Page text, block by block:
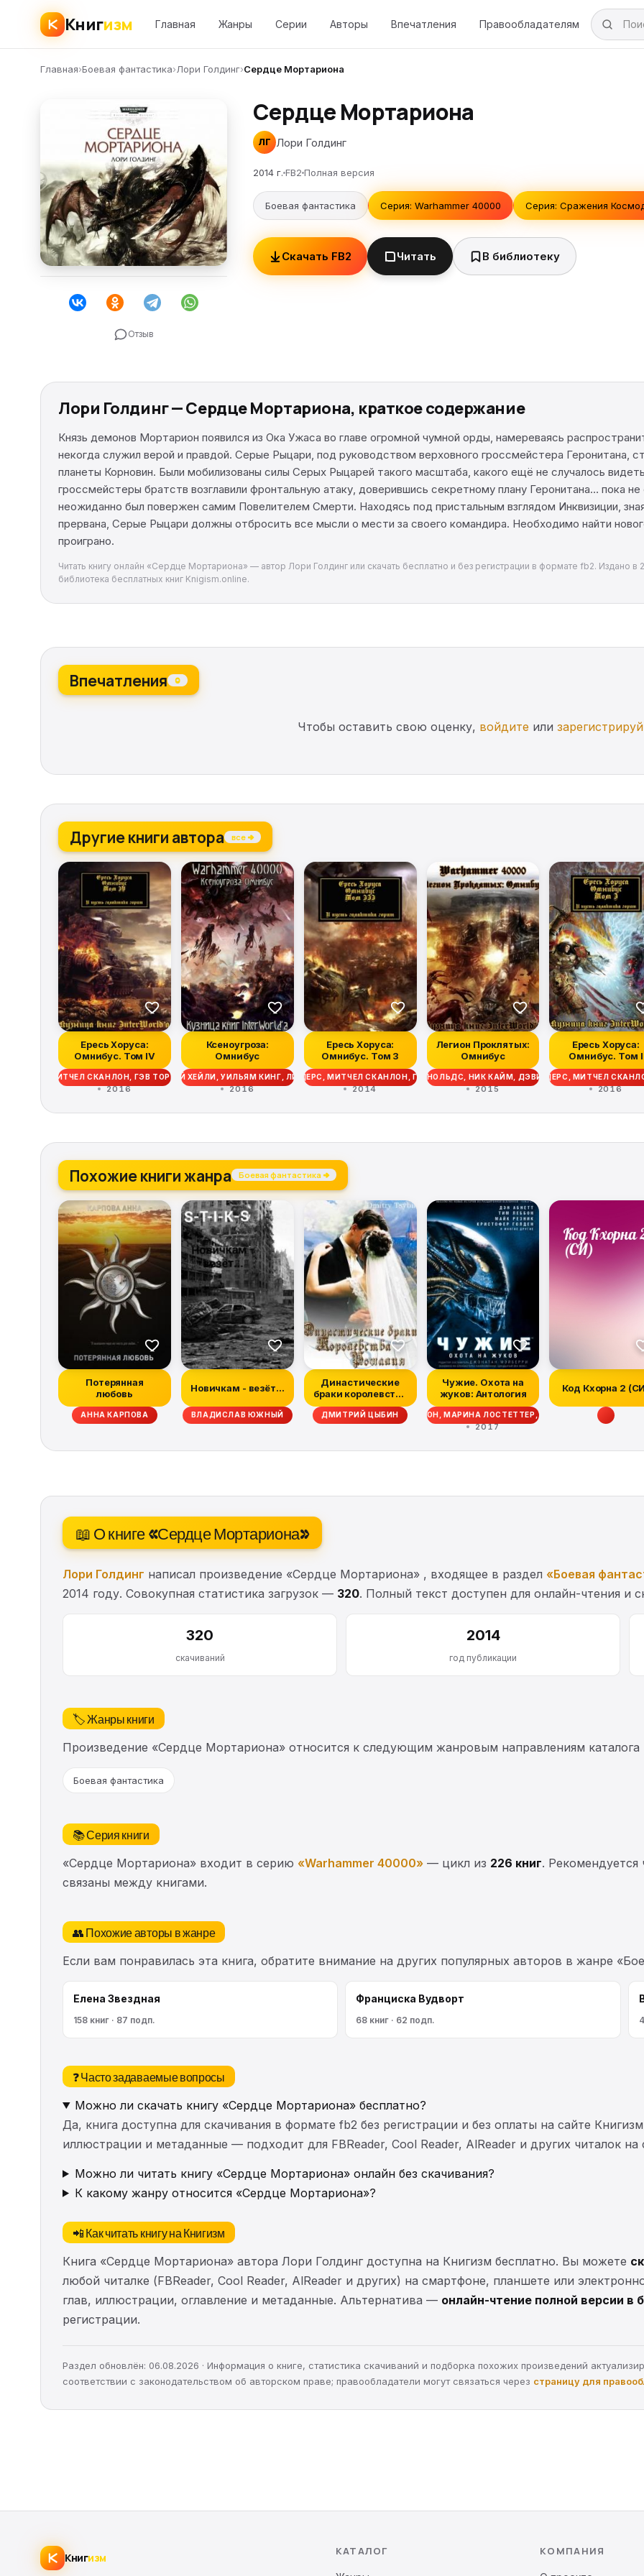
Книгизм Главная Жанры Серии Авторы Впечатления Правообладателям
Главная›Боевая фантастика›Лори Голдинг›Сердце Мортариона
Отзыв
Сердце Мортариона
ЛГ Лори Голдинг
2014 г. FB2 Полная версия
Боевая фантастика Серия: Warhammer 40000 Серия: Сражения
Скачать FB2 Читать В библиотеку
Лори Голдинг — Сердце Мортариона, краткое содержание
Князь демонов Мортарион появился из Ока Ужаса во главе огромной чумной орды, намереваясь
некогда служил верой и правдой. Серые Рыцари, под руководством верховного гроссмейстера Геронитана,
планеты Корновин. Были мобилизованы силы Серых Рыцарей такого масштаба, какого ещё не случалось
гроссмейстеры братств возглавили фронтальную атаку, доверившись секретному плану Геронитана… пока
неожиданно был повержен самим Повелителем Смерти. Находясь под пристальным взглядом Инквизиции,
прервана, Серые Рыцари должны отбросить все мысли о мести за своего командира. Необходимо найти
проиграно.
Читать книгу онлайн «Сердце Мортариона» — автор Лори Голдинг или скачать бесплатно и без регистрации в формате fb2. Издано
библиотека бесплатных книг Knigism.online.
Впечатления 0
Чтобы оставить свою оценку, войдите или
Другие книги автора все →
Ересь Хоруса:
Омнибус. Том IV
МИТЧЕЛ СКАНЛОН, ГЭВ ТОРП, ДЭВИД ЭННЕНДЕЙЛ, МЭТТЬЮ ФАРРЕР, ЭНДИ СМАЙЛИ, ДЖЕЙМС СВАЛЛОУ, ЭНТОНИ РЕЙНОЛЬДС,
2016
Ксеноугроза:
Омнибус
КЭМПБЕЛЛ, ЭНДИ ЧАМБЕРС, ГАЙ ХЕЙЛИ, УИЛЬЯМ КИНГ, ЛИНДСИ ПЕЙТОН, ГРЭМ МАКНИЛЛ, ЛОРИ ГОЛДИНГ, МИТЧЕЛ СКАНЛОН, ЭНДИ
2016
Ересь Хоруса:
Омнибус. Том 3
ФРЕНЧ, НИК КАЙМ, ГАЙ ХЕЙЛИ, МАЙК ЛИ, КРИС РАЙТ, РОБ САНДЕРС, МИТЧЕЛ СКАНЛОН, ГЭВ ТОРП, ДЭВИД ЭННЕНДЕЙЛ, МЭТТЬЮ
2014
Легион Проклятых:
Омнибус
РОБ САНДЕРС, КРИСТИАН ДАНН, ДЖОШ РЕЙНОЛЬДС, НИК КАЙМ, ДЭВИД ЭННЕНДЕЙЛ, ГРЭМ
2015
Ересь Хоруса:
Омнибус. Том I
МАКНИЛЛ, ААРОН ДЕМБСКИ-БОУДЕН, БЕН КАУНТЕР, ДЖОН ФРЕНЧ, НИК КАЙМ, ГАЙ ХЕЙЛИ, МАЙК ЛИ, КРИС РАЙТ, РОБ САНДЕРС, МИТЧЕЛ
2016
ДЭН АБНЕТТ, ГРЭМ МАКНИЛЛ, ААРОН ДЕМБСКИ-БОУДЕН, БЕН КАУНТЕР, ДЖОН ФРЕНЧ, НИК КАЙМ, ГАЙ ХЕЙЛИ, МАЙК ЛИ, КРИС
Похожие книги жанра Боевая фантастика →
Потерянная
любовь
АННА КАРПОВА
Новичкам - везёт...
ВЛАДИСЛАВ ЮЖНЫЙ
Династические
браки королевства
Рошалия
ДМИТРИЙ ЦЫБИН
Чужие. Охота на
жуков: Антология
ХИЗЕР ГРЭМ, ДЭН АБНЕТТ, РЭЙЧЕЛ КЕЙН, ТИМ ЛЕББОН, СКОТТ СИГЛЕР, ДЭЙВ ВОЛВЕРТОН, МАРИНА ЛОСТЕТТЕР, УЭСТОН ОКС,
2017
Код Кхорна 2
📖 О книге «Сердце Мортариона»
Лори Голдинг написал произведение «Сердце Мортариона» , входящее в раздел «Боевая
2014 году. Совокупная статистика загрузок — 320. Полный текст доступен для онлайн-чтения и
320
скачиваний
2014
год публикации
🏷️ Жанры книги
Произведение «Сердце Мортариона» относится к следующим жанровым направлениям каталога
Боевая фантастика
📚 Серия книги
«Сердце Мортариона» входит в серию «Warhammer 40000» — цикл из 226 книг. Рекомендуется
связаны между книгами.
👥 Похожие авторы в жанре
Если вам понравилась эта книга, обратите внимание на других популярных авторов в жанре
Елена Звездная
158 книг · 87 подп.
Франциска Вудворт
68 книг · 62 подп.
❓ Часто задаваемые вопросы
Можно ли скачать книгу «Сердце Мортариона» бесплатно?
Да, книга доступна для скачивания в формате fb2 без регистрации и без оплаты на сайте
иллюстрации и метаданные — подходит для FBReader, Cool Reader, AlReader и других читалок
Можно ли читать книгу «Сердце Мортариона» онлайн без скачивания?
К какому жанру относится «Сердце Мортариона»?
📲 Как читать книгу на Книгизм
Книга «Сердце Мортариона» автора Лори Голдинг доступна на Книгизм бесплатно. Вы можете
любой читалке (FBReader, Cool Reader, AlReader и других) на смартфоне, планшете или
глав, иллюстрации, оглавление и метаданные. Альтернатива — онлайн-чтение полной версии в
регистрации.
Раздел обновлён: 06.08.2026 · Информация о книге, статистика скачиваний и подборка похожих произведений
соответствии с законодательством об авторском праве; правообладатели могут связаться через страницу для
Книгизм
КАТАЛОГ КОМПАНИЯ